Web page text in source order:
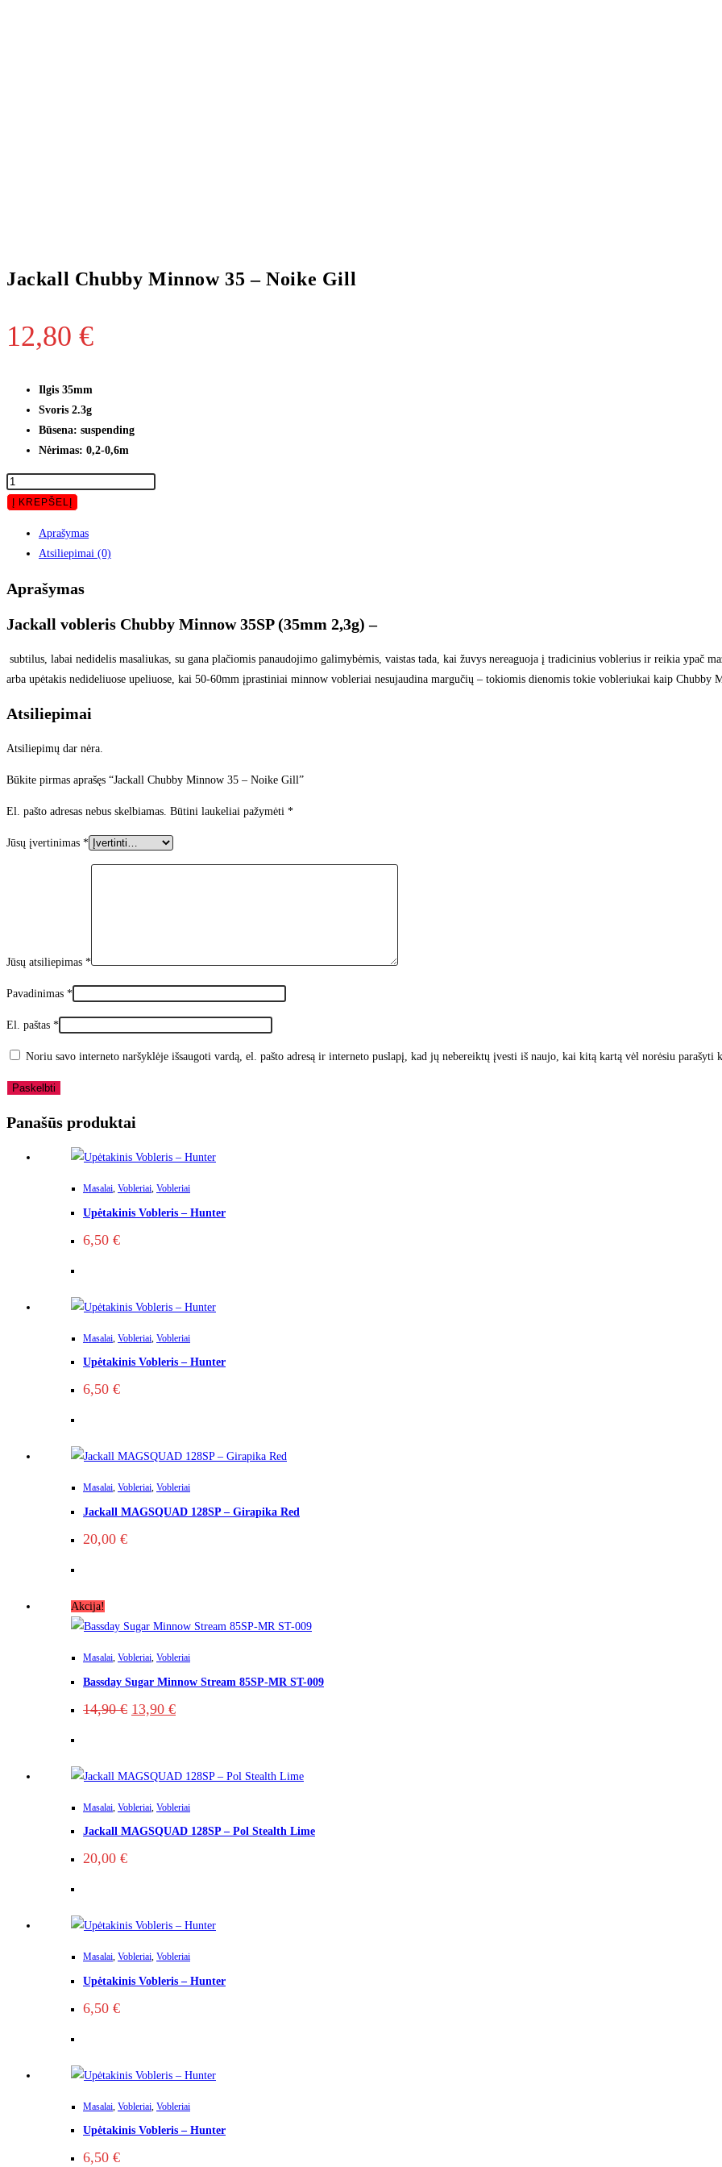
Jackall Chubby Minnow 35 – Noike Gill
12,80 €
Ilgis 35mm
Svoris 2.3g
Būsena: suspending
Nėrimas: 0,2-0,6m
Į KREPŠELĮ
Aprašymas
Atsiliepimai (0)
Aprašymas
Jackall vobleris Chubby Minnow 35SP (35mm 2,3g) –
subtilus, labai nedidelis masaliukas, su gana plačiomis panaudojimo galimybėmis, vaistas tada, kai žuvys nereaguoja į tradicinius voblerius ir reikia ypač
arba upėtakis nedideliuose upeliuose, kai 50-60mm įprastiniai minnow vobleriai nesujaudina margučių – tokiomis dienomis tokie vobleriukai kaip Chubby
Atsiliepimai
Atsiliepimų dar nėra.
Būkite pirmas aprašęs “Jackall Chubby Minnow 35 – Noike Gill”
El. pašto adresas nebus skelbiamas. Būtini laukeliai pažymėti *
Jūsų įvertinimas *
Jūsų atsiliepimas *
Pavadinimas *
El. paštas *
Noriu savo interneto naršyklėje išsaugoti vardą, el. pašto adresą ir interneto puslapį, kad jų nebereiktų įvesti iš naujo, kai kitą kartą vėl norėsiu parašyti
Panašūs produktai
Masalai, Vobleriai, Vobleriai
Upėtakinis Vobleris – Hunter
6,50 €
Masalai Vobleriai Vobleriai
Upėtakinis Vobleris – Hunter
6,50 €
Masalai, Vobleriai, Vobleriai
Jackall MAGSQUAD 128SP – Girapika Red
20,00 €
Akcija!
Masalai, Vobleriai, Vobleriai
Bassday Sugar Minnow Stream 85SP-MR ST-009
14,90€ 13,90 €
Masalai Vobleriai Vobleriai
Jackall MAGSQUAD 128SP – Pol Stealth Lime
20,00 €
Masalai, Vobleriai, Vobleriai
Upėtakinis Vobleris – Hunter
6,50 €
Masalai Vobleriai Vobleriai
Upėtakinis Vobleris – Hunter
6,50 €